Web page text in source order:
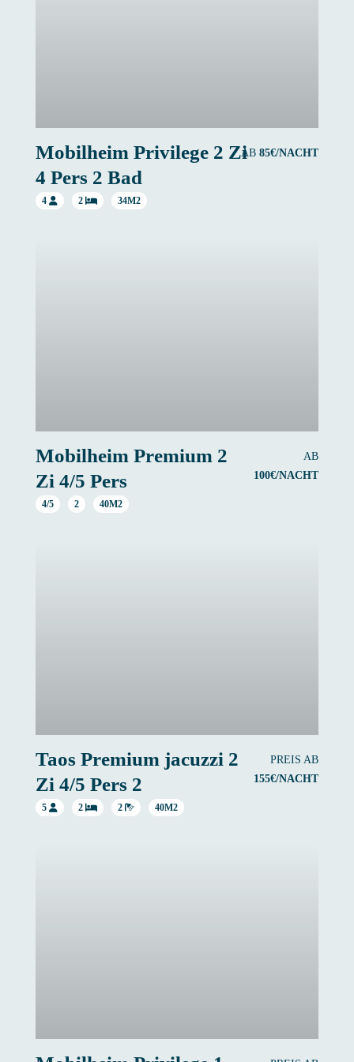
Mobilheim Privilege 2 Zi
4 Pers 2 Bad
AB85€/NACHT
4 2 34M2
Mobilheim Premium 2
Zi 4/5 Pers
AB
100€/NACHT
4/5 2 40M2
Taos Premium jacuzzi 2
Zi 4/5 Pers 2
PREIS AB
155€/NACHT
5 2 2 40M2